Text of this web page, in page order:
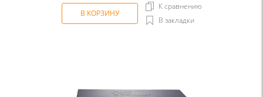
В КОРЗИНУ
К сравнению
В закладки